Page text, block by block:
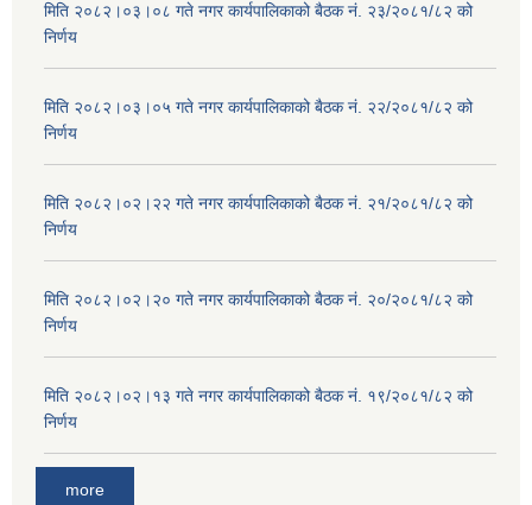
मिति २०८२।०३।०८ गते नगर कार्यपालिकाको बैठक नं. २३/२०८१/८२ को
निर्णय
मिति २०८२।०३।०५ गते नगर कार्यपालिकाको बैठक नं. २२/२०८१/८२ को
निर्णय
मिति २०८२।०२।२२ गते नगर कार्यपालिकाको बैठक नं. २१/२०८१/८२ को
निर्णय
मिति २०८२।०२।२० गते नगर कार्यपालिकाको बैठक नं. २०/२०८१/८२ को
निर्णय
मिति २०८२।०२।१३ गते नगर कार्यपालिकाको बैठक नं. १९/२०८१/८२ को
निर्णय
more